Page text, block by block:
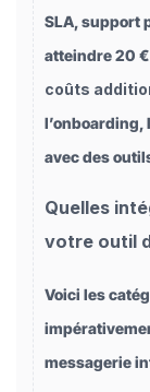
SLA, support
atteindre 20
coûts
l’onboarding,
avec des
Quelles
votre outil
Voici les
messagerie